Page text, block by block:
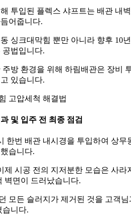
투입된 플렉스 샤프트는 배관 내
어줍니다.
싱크대막힘 뿐만 아니라 향후 10년
법입니다.
방 환경을 위해 하림배관은 장비
있습니다.
고압세척 해결법
및 입주 전 최종 점검
한번 배관 내시경을 투입하여 상무
습니다.
제 시공 전의 지저분한 모습은 사라
벽면이 드러났습니다.
모든 슬러지가 제거된 것을 고객님
습니다.